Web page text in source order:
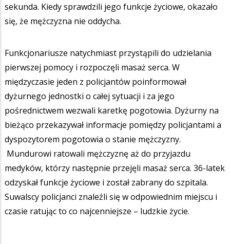
sekunda. Kiedy sprawdzili jego funkcje życiowe, okazało
się, że mężczyzna nie oddycha.
Funkcjonariusze natychmiast przystąpili do udzielania
pierwszej pomocy i rozpoczęli masaż serca. W
międzyczasie jeden z policjantów poinformował
dyżurnego jednostki o całej sytuacji i za jego
pośrednictwem wezwali karetkę pogotowia. Dyżurny na
bieżąco przekazywał informacje pomiędzy policjantami a
dyspozytorem pogotowia o stanie mężczyzny.
Mundurowi ratowali mężczyznę aż do przyjazdu
medyków, którzy następnie przejęli masaż serca. 36-latek
odzyskał funkcje życiowe i został zabrany do szpitala.
Suwalscy policjanci znaleźli się w odpowiednim miejscu i
czasie ratując to co najcenniejsze – ludzkie życie.